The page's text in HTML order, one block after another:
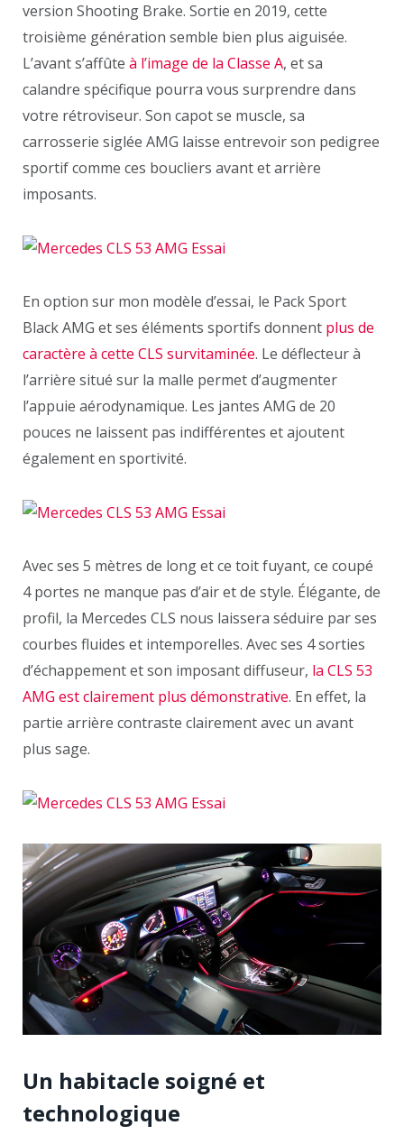
version Shooting Brake. Sortie en 2019, cette
troisième génération semble bien plus aiguisée.
L’avant s’affûte à l’image de la Classe A, et sa
calandre spécifique pourra vous surprendre dans
votre rétroviseur. Son capot se muscle, sa
carrosserie siglée AMG laisse entrevoir son pedigree
sportif comme ces boucliers avant et arrière
imposants.
En option sur mon modèle d’essai, le Pack Sport
Black AMG et ses éléments sportifs donnent plus de
caractère à cette CLS survitaminée. Le déflecteur à
l’arrière situé sur la malle permet d’augmenter
l’appuie aérodynamique. Les jantes AMG de 20
pouces ne laissent pas indifférentes et ajoutent
également en sportivité.
Avec ses 5 mètres de long et ce toit fuyant, ce coupé
4 portes ne manque pas d’air et de style. Élégante, de
profil, la Mercedes CLS nous laissera séduire par ses
courbes fluides et intemporelles. Avec ses 4 sorties
d’échappement et son imposant diffuseur, la CLS 53
AMG est clairement plus démonstrative. En effet, la
partie arrière contraste clairement avec un avant
plus sage.
Un habitacle soigné et
technologique